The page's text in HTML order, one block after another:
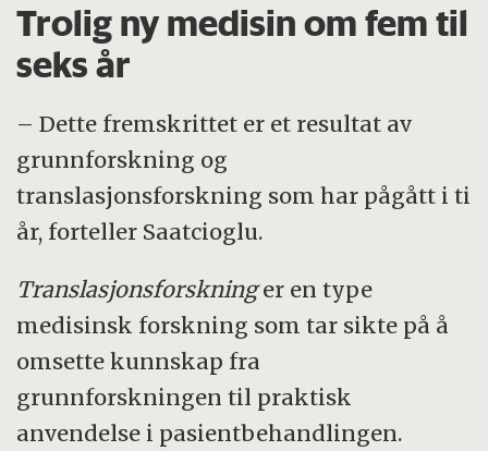
Trolig ny medisin om fem til
seks år
– Dette fremskrittet er et resultat av
grunnforskning og
translasjonsforskning som har pågått i ti
år, forteller Saatcioglu.
Translasjonsforskninger en type
medisinsk forskning som tar sikte på å
omsette kunnskap fra
grunnforskningen til praktisk
anvendelse i pasientbehandlingen.